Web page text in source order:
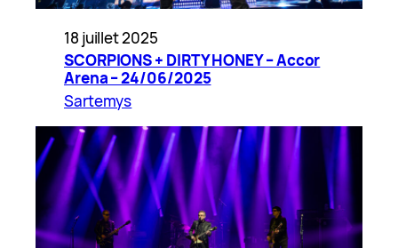
18 juillet 2025
SCORPIONS + DIRTY HONEY – Accor
Arena – 24/06/2025
Sartemys